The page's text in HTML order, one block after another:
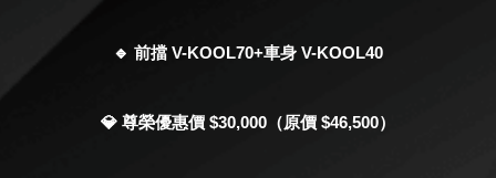
🔹 前擋 V-KOOL70+車身 V-KOOL40
💎 尊榮優惠價 $30,000（原價 $46,500）